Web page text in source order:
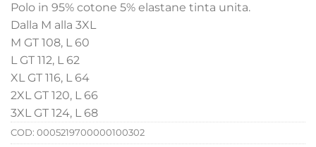
Polo in 95% cotone 5% elastane tinta unita.
Dalla M alla 3XL
M GT 108, L 60
L GT 112, L 62
XL GT 116, L 64
2XL GT 120, L 66
3XL GT 124, L 68
COD: 0005219700000100302